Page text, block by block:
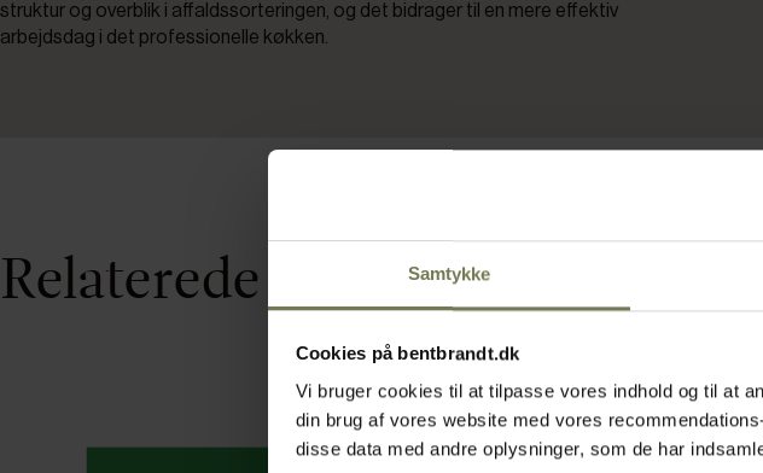
Samtykke
Cookies på bentbrandt.dk
Vi bruger cookies til at tilpasse vores indhold og til at
din brug af vores website med vores
disse data med andre oplysninger, som de har
struktur og overblik i affaldssorteringen, og det bidrager til en mere effektiv
arbejdsdag i det professionelle køkken.
Relaterede varer